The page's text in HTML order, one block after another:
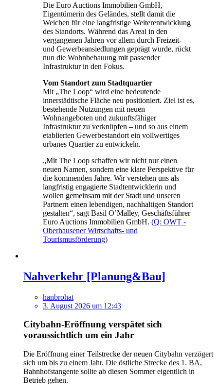
Die Euro Auctions Immobilien GmbH,
Eigentümerin des Geländes, stellt damit die
Weichen für eine langfristige Weiterentwicklung
des Standorts. Während das Areal in den
vergangenen Jahren vor allem durch Freizeit-
und Gewerbeansiedlungen geprägt wurde, rückt
nun die Wohnbebauung mit passender
Infrastruktur in den Fokus.
Vom Standort zum Stadtquartier
Mit „The Loop“ wird eine bedeutende
innerstädtische Fläche neu positioniert. Ziel ist es,
bestehende Nutzungen mit neuen
Wohnangeboten und zukunftsfähiger
Infrastruktur zu verknüpfen – und so aus einem
etablierten Gewerbestandort ein vollwertiges
urbanes Quartier zu entwickeln.
„Mit The Loop schaffen wir nicht nur einen
neuen Namen, sondern eine klare Perspektive für
die kommenden Jahre. Wir verstehen uns als
langfristig engagierte Stadtentwicklerin und
wollen gemeinsam mit der Stadt und unseren
Partnern einen lebendigen, nachhaltigen Standort
gestalten“, sagt Basil O’Malley, Geschäftsführer
Euro Auctions Immobilien GmbH. (Q: OWT -
Oberhausener Wirtschafts- und
Tourismusförderung)
Nahverkehr [Planung&Bau]
hanbrohat
3. August 2026 um 12:43
Citybahn-Eröffnung verspätet sich
voraussichtlich um ein Jahr
Die Eröffnung einer Teilstrecke der neuen Citybahn verzögert
sich um bis zu einem Jahr. Die östliche Strecke des 1. BA,
Bahnhofstangente sollte ab diesen Sommer eigentlich in
Betrieb gehen.